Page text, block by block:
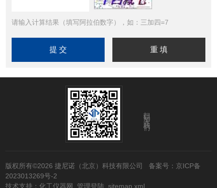
请输入计算结果（填写阿拉伯数字），如：三加四=7
扫码关注我们
版权所有©2026 捷尼诺（北京）科技有限公司 备案号：京ICP备
2023013269号-2
技术支持：化工仪器网 管理登陆 sitemap.xml